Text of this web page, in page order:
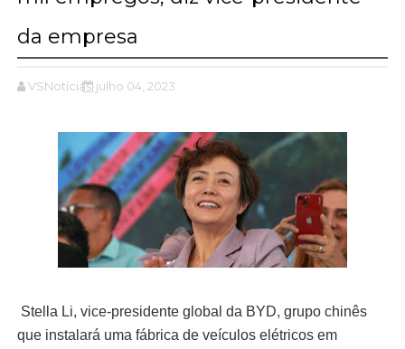
da empresa
VSNotícias julho 04, 2023
Stella Li, vice-presidente global da BYD, grupo chinês
que instalará uma fábrica de veículos elétricos em